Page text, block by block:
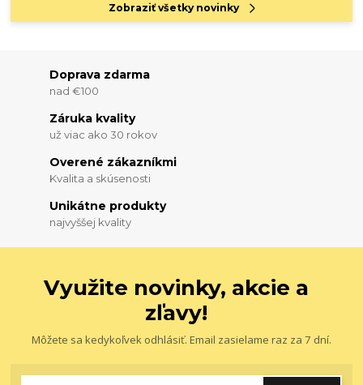
Zobraziť všetky novinky
Doprava zdarma
nad €100
Záruka kvality
už viac ako 30 rokov
Overené zákazníkmi
Kvalita a skúsenosti
Unikátne produkty
najvyššej kvality
Využite novinky, akcie a
zľavy!
Môžete sa kedykoľvek odhlásiť. Email zasielame raz za 7 dní.